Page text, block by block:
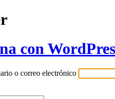
con
o correo electrónico